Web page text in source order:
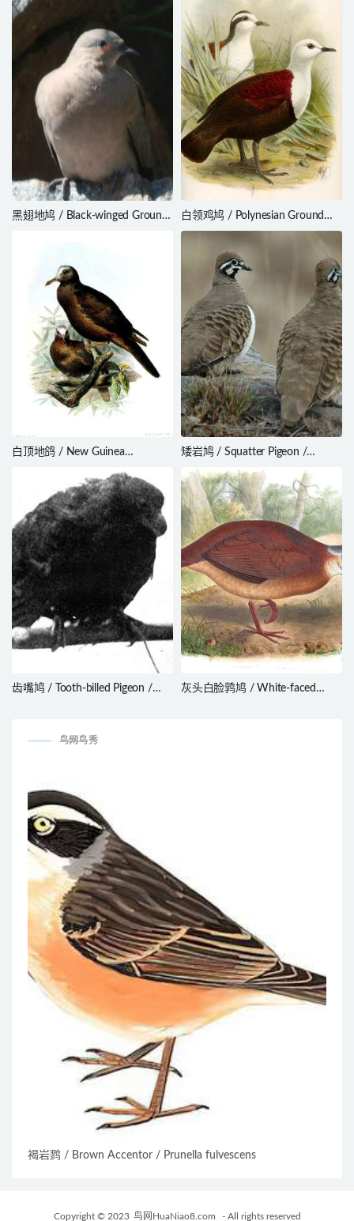
黑翅地鸠 / Black-winged Ground
白领鸡鸠 / Polynesian Ground
Dove / Pampusana erythroptera
白顶地鸽 / New Guinea
矮岩鸠 / Squatter Pigeon /
齿嘴鸠 / Tooth-billed Pigeon /
灰头白脸鹑鸠 / White-faced
鸟网鸟秀
褐岩鹨 / Brown Accentor / Prunella fulvescens
Copyright © 2023 鸟网HuaNiao8.com - All rights reserved